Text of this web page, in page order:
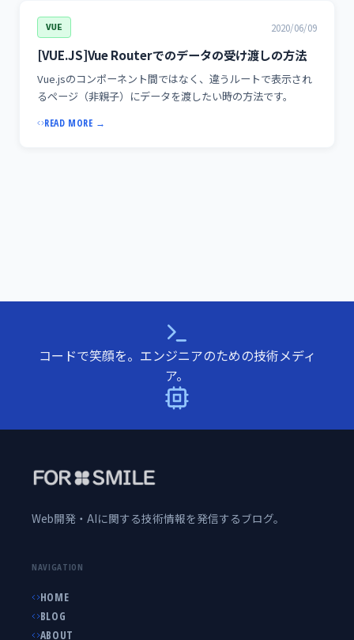
VUE 2020/06/09
[VUE.JS]Vue Routerでのデータの受け渡しの方法
Vue.jsのコンポーネント間ではなく、違うルートで表示され
るページ（非親子）にデータを渡したい時の方法です。
READ MORE →
コードで笑顔を。エンジニアのための技術メディ
ア。
Web開発・AIに関する技術情報を発信するブログ。
NAVIGATION
HOME
BLOG
ABOUT